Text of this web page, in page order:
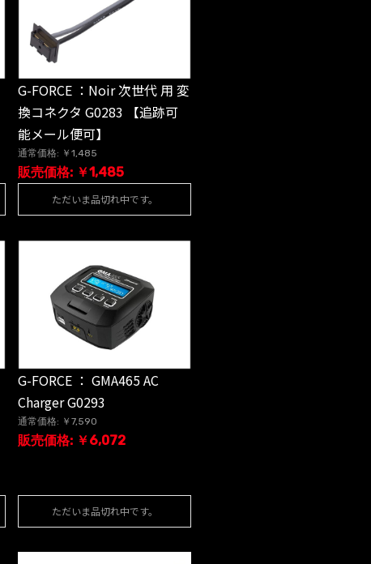
G-FORCE ：Noir 次世代 用 変
換コネクタ G0283 【追跡可
能メール便可】
通常価格: ￥1,485
販売価格: ￥1,485
ただいま品切れ中です。
G-FORCE ： GMA465 AC
Charger G0293
通常価格: ￥7,590
販売価格: ￥6,072
ただいま品切れ中です。